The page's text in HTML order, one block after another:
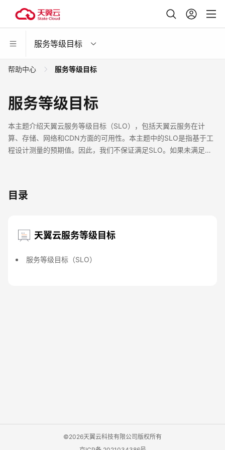
服务等级目标
帮助中心 服务等级目标
服务等级目标
本主题介绍天翼云服务等级目标（SLO），包括天翼云服务在计
算、存储、网络和CDN方面的可用性。本主题中的SLO是指基于工
程设计测量的预期值。因此，我们不保证满足SLO。如果未满足
目录
天翼云服务等级目标
服务等级目标（SLO）
©2026天翼云科技有限公司版权所有